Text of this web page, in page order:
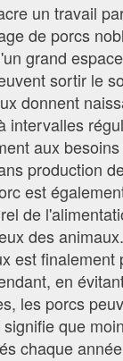
un travail
de porcs
grand
sortir le
donnent
intervalles
aux
production
est
de
des
est finalement
en
les porcs
que
chaque